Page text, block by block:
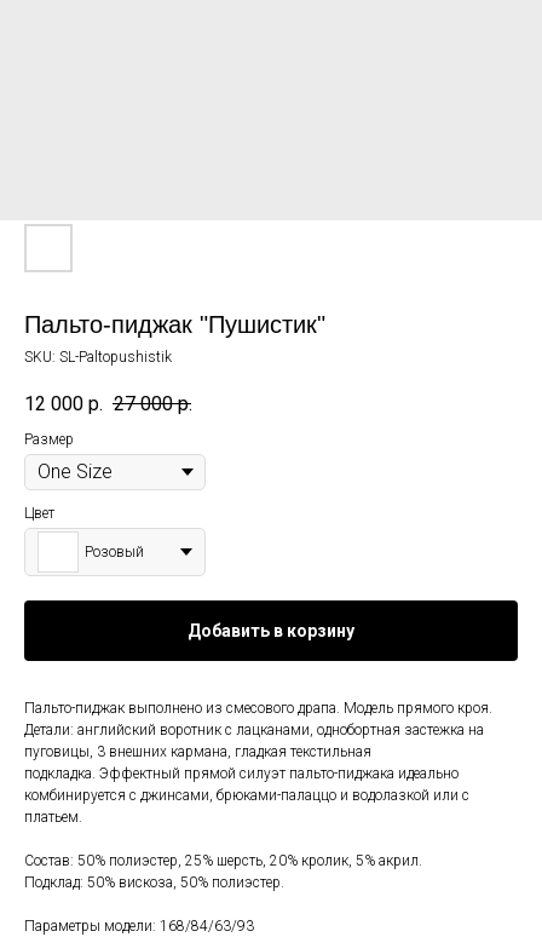
Пальто-пиджак "Пушистик"
SKU: SL-Paltopushistik
12 000 р. 27 000 р.
Размер
Цвет
Розовый
Добавить в корзину
Пальто-пиджак выполнено из смесового драпа. Модель прямого кроя.
Детали: английский воротник с лацканами, однобортная застежка на
пуговицы, 3 внешних кармана, гладкая текстильная
подкладка. Эффектный прямой силуэт пальто-пиджака идеально
комбинируется с джинсами, брюками-палаццо и водолазкой или с
платьем.
Состав: 50% полиэстер, 25% шерсть, 20% кролик, 5% акрил.
Подклад: 50% вискoза, 50% полиэстер.
Параметры модели: 168/84/63/93